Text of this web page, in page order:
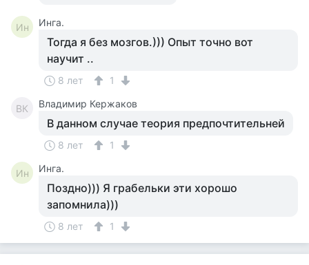
Ин Инга.
Тогда я без мозгов.))) Опыт точно вот
научит ..
8 лет 1
ВК Владимир Кержаков
В данном случае теория предпочтительней
8 лет 1
Ин Инга.
Поздно))) Я грабельки эти хорошо
запомнила)))
8 лет 1